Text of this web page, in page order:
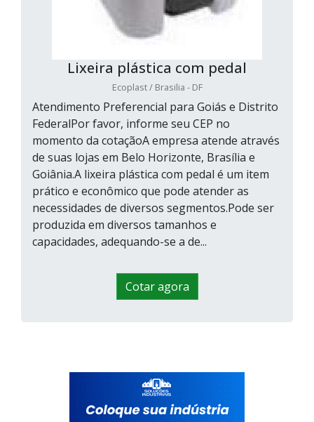
Lixeira plástica com pedal
Ecoplast / Brasilia - DF
Atendimento Preferencial para Goiás e Distrito
FederalPor favor, informe seu CEP no
momento da cotaçãoA empresa atende através
de suas lojas em Belo Horizonte, Brasília e
Goiânia.A lixeira plástica com pedal é um item
prático e econômico que pode atender as
necessidades de diversos segmentos.Pode ser
produzida em diversos tamanhos e
capacidades, adequando-se a de...
Cotar agora